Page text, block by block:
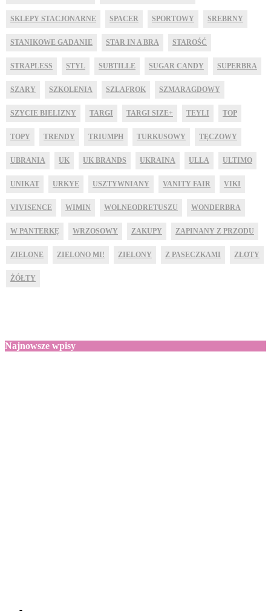
SKLEPY STACJONARNE SPACER SPORTOWY SREBRNY
STANIKOWE GADANIE STAR IN A BRA STAROŚĆ
STRAPLESS STYL SUBTILLE SUGAR CANDY SUPERBRA
SZARY SZKOLENIA SZLAFROK SZMARAGDOWY
SZYCIE BIELIZNY TARGI TARGI SIZE+ TEYLI TOP
TOPY TRENDY TRIUMPH TURKUSOWY TĘCZOWY
UBRANIA UK UK BRANDS UKRAINA ULLA ULTIMO
UNIKAT URKYE USZTYWNIANY VANITY FAIR VIKI
VIVISENCE WIMIN WOLNEODRETUSZU WONDERBRA
W PANTERKĘ WRZOSOWY ZAKUPY ZAPINANY Z PRZODU
ZIELONE ZIELONO MI! ZIELONY Z PASECZKAMI ZŁOTY
ŻÓŁTY
Najnowsze wpisy